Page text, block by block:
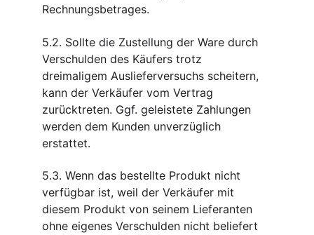
Rechnungsbetrages.
5.2. Sollte die Zustellung der Ware durch
Verschulden des Käufers trotz
dreimaligem Auslieferversuchs scheitern,
kann der Verkäufer vom Vertrag
zurücktreten. Ggf. geleistete Zahlungen
werden dem Kunden unverzüglich
erstattet.
5.3. Wenn das bestellte Produkt nicht
verfügbar ist, weil der Verkäufer mit
diesem Produkt von seinem Lieferanten
ohne eigenes Verschulden nicht beliefert